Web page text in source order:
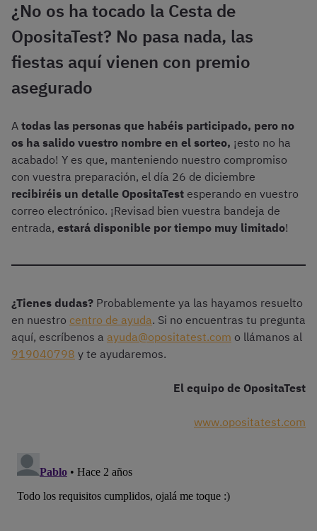
¿No os ha tocado la Cesta de
OpositaTest? No pasa nada, las
fiestas aquí vienen con premio
asegurado
A todas las personas que habéis participado, pero no
os ha salido vuestro nombre en el sorteo, ¡esto no ha
acabado! Y es que, manteniendo nuestro compromiso
con vuestra preparación, el día 26 de diciembre
recibiréis un detalle OpositaTest esperando en vuestro
correo electrónico. ¡Revisad bien vuestra bandeja de
entrada, estará disponible por tiempo muy limitado!
¿Tienes dudas? Probablemente ya las hayamos resuelto
en nuestro centro de ayuda. Si no encuentras tu pregunta
aquí, escríbenos a ayuda@opositatest.com o llámanos al
919040798 y te ayudaremos.
El equipo de OpositaTest
www.opositatest.com